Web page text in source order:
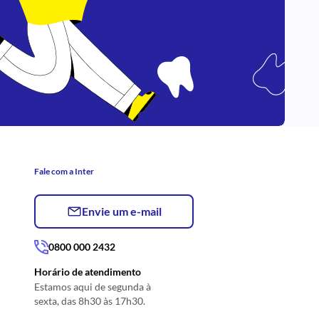
Fale com a Inter
Envie um e-mail
0800 000 2432
Horário de atendimento
Estamos aqui de segunda à
sexta, das 8h30 às 17h30.